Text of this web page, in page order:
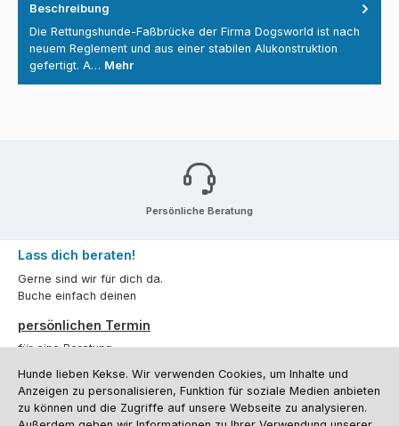
Beschreibung
Die Rettungshunde-Faßbrücke der Firma Dogsworld ist nach
neuem Reglement und aus einer stabilen Alukonstruktion
gefertigt. A… Mehr
Persönliche Beratung
Lass dich beraten!
Gerne sind wir für dich da.
Buche einfach deinen
persönlichen Termin
für eine Beratung.
Oder über unserKontaktformular.
Vertrag widerrufen
Hunde lieben Kekse. Wir verwenden Cookies, um Inhalte und
Anzeigen zu personalisieren, Funktion für soziale Medien anbieten
zu können und die Zugriffe auf unsere Webseite zu analysieren.